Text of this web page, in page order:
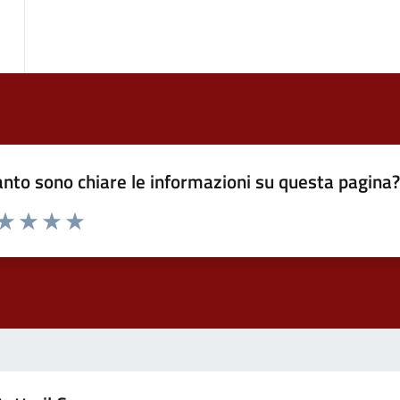
sono chiare le informazioni su questa pagina?
da 1 a 5 stelle la pagina